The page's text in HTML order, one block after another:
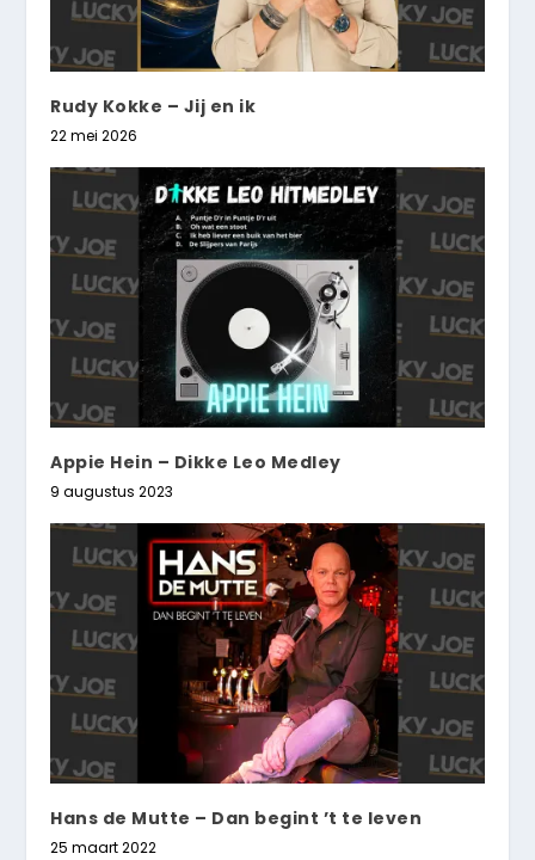
Rudy Kokke – Jij en ik
22 mei 2026
Appie Hein – Dikke Leo Medley
9 augustus 2023
Hans de Mutte – Dan begint ’t te leven
25 maart 2022